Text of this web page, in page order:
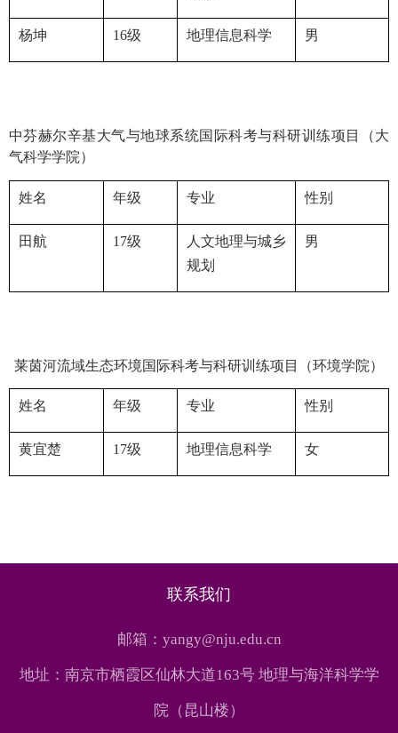
杨坤 16级 地理信息科学 男
中芬赫尔辛基大气与地球系统国际科考与科研训练项目（大
气科学学院）
姓名 年级 专业 性别
田航 17级
人文地理与城乡
规划
男
莱茵河流域生态环境国际科考与科研训练项目（环境学院）
姓名 年级 专业 性别
黄宜楚 17级 地理信息科学 女
联系我们
邮箱：yangy@nju.edu.cn
地址：南京市栖霞区仙林大道163号 地理与海洋科学学
院（昆山楼）